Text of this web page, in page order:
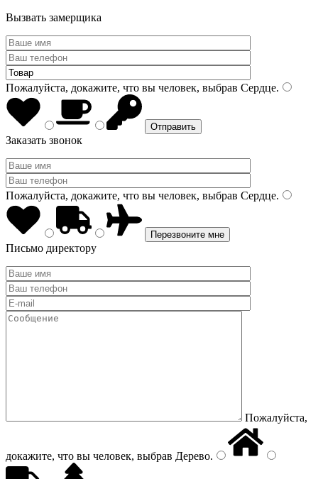
Вызвать замерщика
Пожалуйста, докажите, что вы человек, выбрав Сердце.
Заказать звонок
Пожалуйста, докажите, что вы человек, выбрав Сердце.
Письмо директору
Пожалуйста,
докажите, что вы человек, выбрав Дерево.